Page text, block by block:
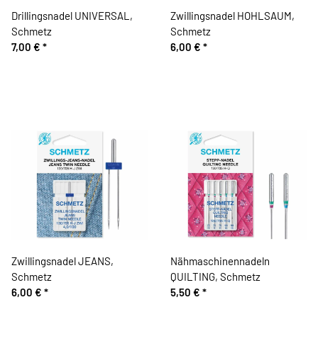
Drillingsnadel UNIVERSAL,
Schmetz
7,00 € *
Zwillingsnadel HOHLSAUM,
Schmetz
6,00 € *
Zwillingsnadel JEANS,
Schmetz
6,00 € *
Nähmaschinennadeln
QUILTING, Schmetz
5,50 € *